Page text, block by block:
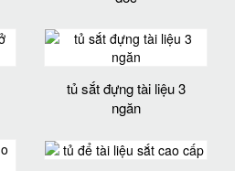
tủ sắt đựng tài liệu 3
ngăn